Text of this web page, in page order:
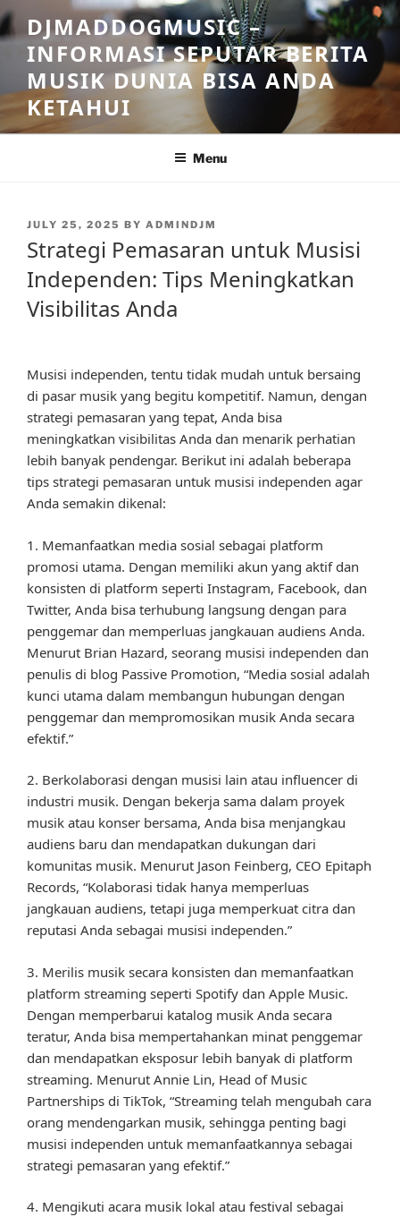
Skip
to
content
DJMADDOGMUSIC –
INFORMASI SEPUTAR BERITA
MUSIK DUNIA BISA ANDA
KETAHUI
Menu
POSTED
JULY 25, 2025 BY ADMINDJM
Strategi Pemasaran untuk Musisi
Independen: Tips Meningkatkan
Visibilitas Anda
Musisi independen, tentu tidak mudah untuk bersaing
di pasar musik yang begitu kompetitif. Namun, dengan
strategi pemasaran yang tepat, Anda bisa
meningkatkan visibilitas Anda dan menarik perhatian
lebih banyak pendengar. Berikut ini adalah beberapa
tips strategi pemasaran untuk musisi independen agar
Anda semakin dikenal:
1. Memanfaatkan media sosial sebagai platform
promosi utama. Dengan memiliki akun yang aktif dan
konsisten di platform seperti Instagram, Facebook, dan
Twitter, Anda bisa terhubung langsung dengan para
penggemar dan memperluas jangkauan audiens Anda.
Menurut Brian Hazard, seorang musisi independen dan
penulis di blog Passive Promotion, “Media sosial adalah
kunci utama dalam membangun hubungan dengan
penggemar dan mempromosikan musik Anda secara
efektif.”
2. Berkolaborasi dengan musisi lain atau influencer di
industri musik. Dengan bekerja sama dalam proyek
musik atau konser bersama, Anda bisa menjangkau
audiens baru dan mendapatkan dukungan dari
komunitas musik. Menurut Jason Feinberg, CEO Epitaph
Records, “Kolaborasi tidak hanya memperluas
jangkauan audiens, tetapi juga memperkuat citra dan
reputasi Anda sebagai musisi independen.”
3. Merilis musik secara konsisten dan memanfaatkan
platform streaming seperti Spotify dan Apple Music.
Dengan memperbarui katalog musik Anda secara
teratur, Anda bisa mempertahankan minat penggemar
dan mendapatkan eksposur lebih banyak di platform
streaming. Menurut Annie Lin, Head of Music
Partnerships di TikTok, “Streaming telah mengubah cara
orang mendengarkan musik, sehingga penting bagi
musisi independen untuk memanfaatkannya sebagai
strategi pemasaran yang efektif.”
4. Mengikuti acara musik lokal atau festival sebagai